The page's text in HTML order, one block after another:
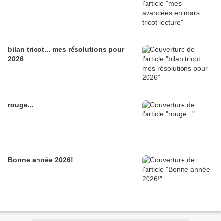
bilan tricot... mes résolutions pour
2026
rouge...
Bonne année 2026!